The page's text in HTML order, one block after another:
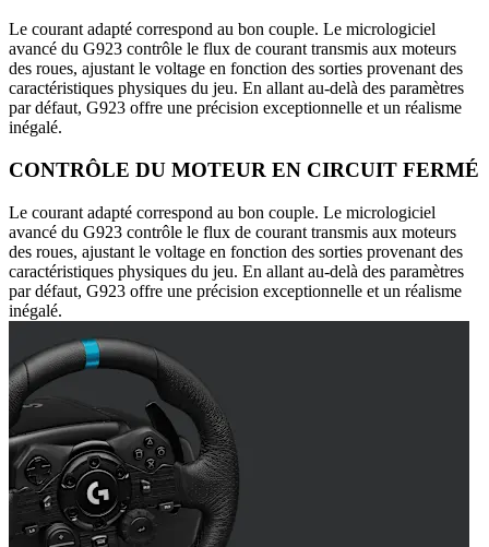
Le courant adapté correspond au bon couple. Le micrologiciel
avancé du G923 contrôle le flux de courant transmis aux moteurs
des roues, ajustant le voltage en fonction des sorties provenant des
caractéristiques physiques du jeu. En allant au-delà des paramètres
par défaut, G923 offre une précision exceptionnelle et un réalisme
inégalé.
CONTRÔLE DU MOTEUR EN CIRCUIT FERMÉ
Le courant adapté correspond au bon couple. Le micrologiciel
avancé du G923 contrôle le flux de courant transmis aux moteurs
des roues, ajustant le voltage en fonction des sorties provenant des
caractéristiques physiques du jeu. En allant au-delà des paramètres
par défaut, G923 offre une précision exceptionnelle et un réalisme
inégalé.